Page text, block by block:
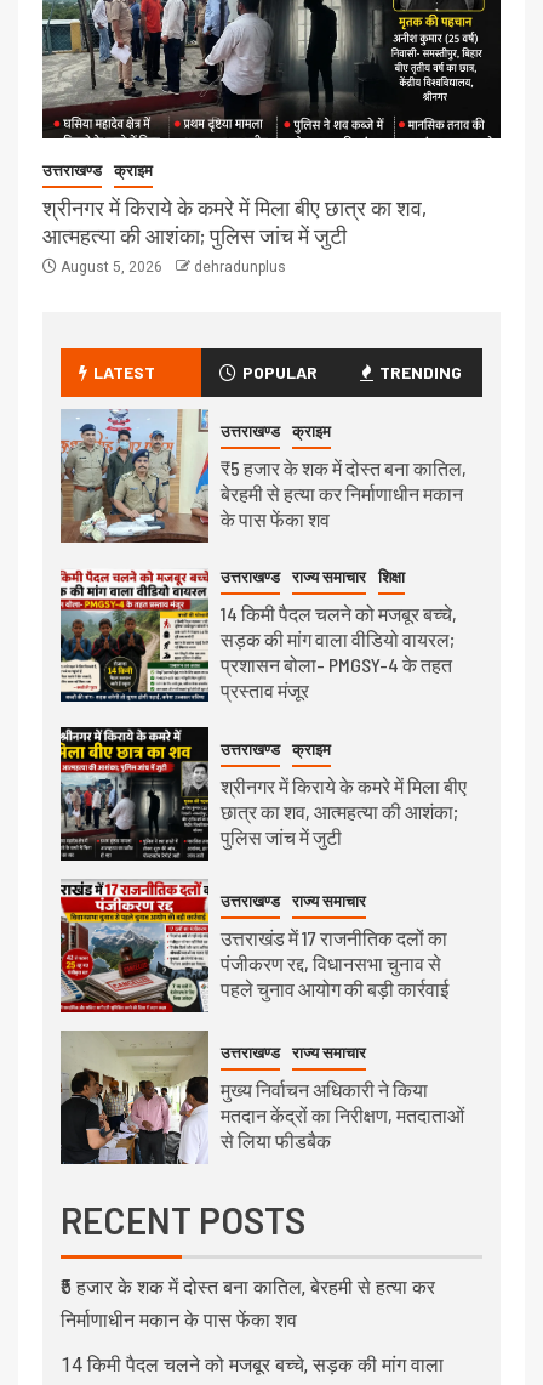
उत्तराखण्ड क्राइम
श्रीनगर में किराये के कमरे में मिला बीए छात्र का शव,
आत्महत्या की आशंका; पुलिस जांच में जुटी
August 5, 2026 dehradunplus
LATEST POPULAR TRENDING
उत्तराखण्ड क्राइम
₹5 हजार के शक में दोस्त बना कातिल,
बेरहमी से हत्या कर निर्माणाधीन मकान
के पास फेंका शव
उत्तराखण्ड राज्य समाचार शिक्षा
14 किमी पैदल चलने को मजबूर बच्चे,
सड़क की मांग वाला वीडियो वायरल;
प्रशासन बोला- PMGSY-4 के तहत
प्रस्ताव मंजूर
उत्तराखण्ड क्राइम
श्रीनगर में किराये के कमरे में मिला बीए
छात्र का शव, आत्महत्या की आशंका;
पुलिस जांच में जुटी
उत्तराखण्ड राज्य समाचार
उत्तराखंड में 17 राजनीतिक दलों का
पंजीकरण रद्द, विधानसभा चुनाव से
पहले चुनाव आयोग की बड़ी कार्रवाई
उत्तराखण्ड राज्य समाचार
मुख्य निर्वाचन अधिकारी ने किया
मतदान केंद्रों का निरीक्षण, मतदाताओं
से लिया फीडबैक
RECENT POSTS
₹5 हजार के शक में दोस्त बना कातिल, बेरहमी से हत्या कर
निर्माणाधीन मकान के पास फेंका शव
14 किमी पैदल चलने को मजबूर बच्चे, सड़क की मांग वाला